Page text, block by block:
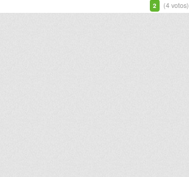
2 (4 votos)